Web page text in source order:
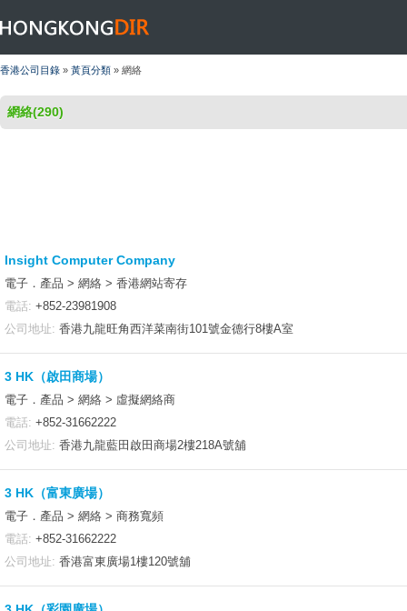
HONGKONGDIR
香港公司目錄 » 黃頁分類 » 網絡
網絡(290)
Insight Computer Company
電子．產品 > 網絡 > 香港網站寄存
電話: +852-23981908
公司地址: 香港九龍旺角西洋菜南街101號金德行8樓A室
3 HK（啟田商場）
電子．產品 > 網絡 > 虛擬網絡商
電話: +852-31662222
公司地址: 香港九龍藍田啟田商場2樓218A號舖
3 HK（富東廣場）
電子．產品 > 網絡 > 商務寬頻
電話: +852-31662222
公司地址: 香港富東廣場1樓120號舖